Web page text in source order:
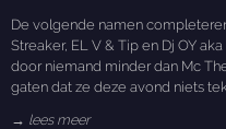
De volgende namen
Streaker, EL V & Tip en Dj OY
door niemand minder dan Mc
gaten dat ze deze avond niets
→ lees meer